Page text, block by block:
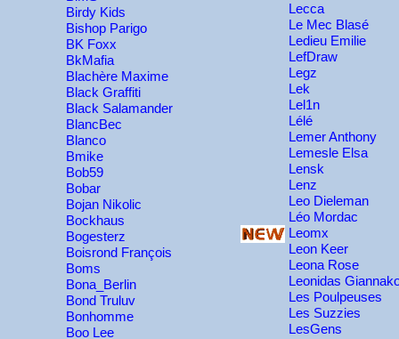
Lecca
Le Mec Blasé
Ledieu Emilie
LefDraw
Legz
Lek
Lel1n
Lélé
Lemer Anthony
Lemesle Elsa
Lensk
Lenz
Leo Dieleman
Léo Mordac
Leomx
Leon Keer
Leona Rose
Leonidas
Les Poulpeuses
Les Suzzies
LesGens
Birdy Kids
Bishop Parigo
BK Foxx
BkMafia
Blachère Maxime
Black Graffiti
Black Salamander
BlancBec
Blanco
Bmike
Bob59
Bobar
Bojan Nikolic
Bockhaus
Bogesterz
Boisrond François
Boms
Bona_Berlin
Bond Truluv
Bonhomme
Boo Lee